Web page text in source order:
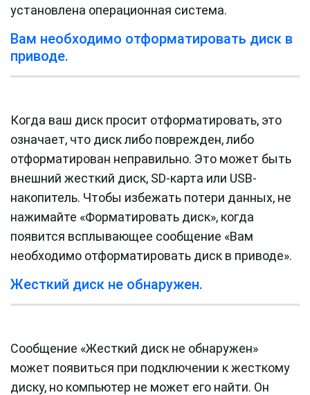
установлена ​​операционная система.
Вам необходимо отформатировать диск в
приводе.
Когда ваш диск просит отформатировать, это
означает, что диск либо поврежден, либо
отформатирован неправильно. Это может быть
внешний жесткий диск, SD-карта или USB-
накопитель. Чтобы избежать потери данных, не
нажимайте «Форматировать диск», когда
появится всплывающее сообщение «Вам
необходимо отформатировать диск в приводе».
Жесткий диск не обнаружен.
Сообщение «Жесткий диск не обнаружен»
может появиться при подключении к жесткому
диску, но компьютер не может его найти. Он